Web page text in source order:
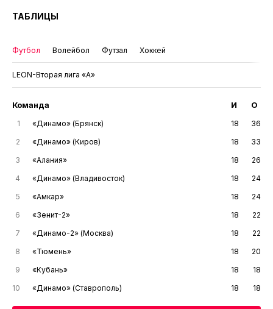
ТАБЛИЦЫ
Футбол Волейбол Футзал Хоккей
LEON-Вторая лига «А»
Команда И О
1 «Динамо» (Брянск) 18
36
2
«Динамо» (Киров) 18
33
3
«Алания» 18
26
4
«Динамо» (Владивосток) 18
24
5
«Амкар» 18
24
6
«Зенит-2» 18
22
7
«Динамо-2» (Москва) 18
22
8
«Тюмень» 18
20
9
«Кубань» 18
18
10
«Динамо» (Ставрополь) 18 18